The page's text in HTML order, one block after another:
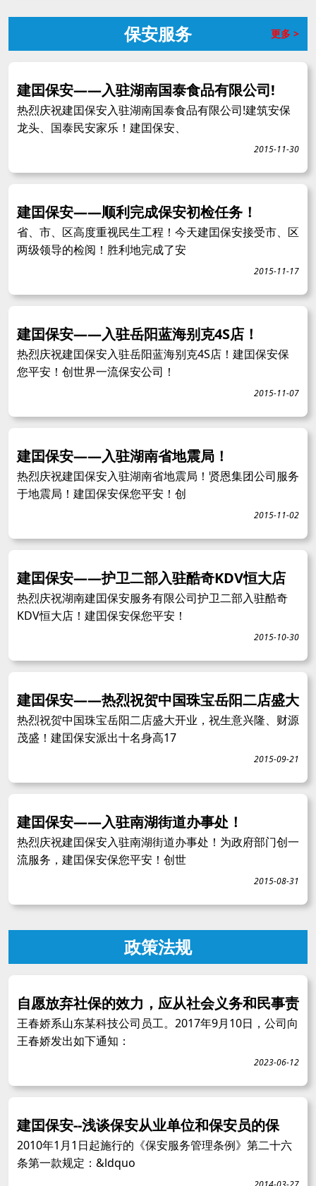
保安服务 更多 >
建囯保安——入驻湖南国泰食品有限公司!
热烈庆祝建囯保安入驻湖南国泰食品有限公司!建筑安保
龙头、国泰民安家乐！建囯保安、
2015-11-30
建囯保安——顺利完成保安初检任务！
省、市、区高度重视民生工程！今天建囯保安接受市、区
两级领导的检阅！胜利地完成了安
2015-11-17
建囯保安——入驻岳阳蓝海别克4S店！
热烈庆祝建囯保安入驻岳阳蓝海别克4S店！建囯保安保
您平安！创世界一流保安公司！
2015-11-07
建囯保安——入驻湖南省地震局！
热烈庆祝建囯保安入驻湖南省地震局！贤恩集团公司服务
于地震局！建囯保安保您平安！创
2015-11-02
建囯保安——护卫二部入驻酷奇KDV恒大店
热烈庆祝湖南建囯保安服务有限公司护卫二部入驻酷奇
KDV恒大店！建囯保安保您平安！
2015-10-30
建囯保安——热烈祝贺中国珠宝岳阳二店盛大
热烈祝贺中国珠宝岳阳二店盛大开业，祝生意兴隆、财源
茂盛！建囯保安派出十名身高17
2015-09-21
建囯保安——入驻南湖街道办事处！
热烈庆祝建囯保安入驻南湖街道办事处！为政府部门创一
流服务，建囯保安保您平安！创世
2015-08-31
政策法规
自愿放弃社保的效力，应从社会义务和民事责
王春娇系山东某科技公司员工。2017年9月10日，公司向
王春娇发出如下通知：
2023-06-12
建囯保安--浅谈保安从业单位和保安员的保
2010年1月1日起施行的《保安服务管理条例》第二十六
条第一款规定：&ldquo